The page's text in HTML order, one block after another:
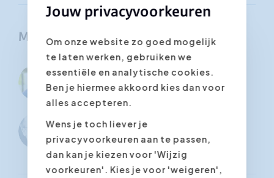
Mogelijke trainers
Erendiz Ates
Lieven
Buyse
Mic Adam
Jouw privacyvoorkeuren
Om onze website zo goed mogelijk
te laten werken, gebruiken we
essentiële en analytische cookies.
Ben je hiermee akkoord kies dan voor
alles accepteren.
Wens je toch liever je
privacyvoorkeuren aan te passen,
dan kan je kiezen voor 'Wijzig
voorkeuren'. Kies je voor 'weigeren',